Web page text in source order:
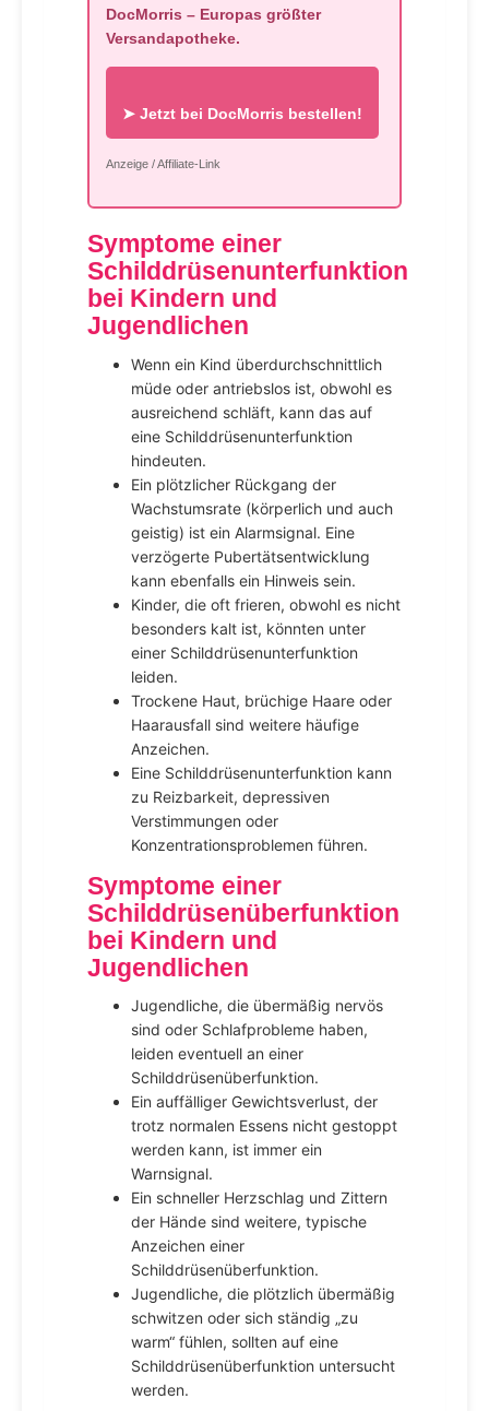
DocMorris – Europas größter
Versandapotheke.
➤ Jetzt bei DocMorris bestellen!
Anzeige / Affiliate-Link
Symptome einer
Schilddrüsenunterfunktion
bei Kindern und
Jugendlichen
Wenn ein Kind überdurchschnittlich
müde oder antriebslos ist, obwohl es
ausreichend schläft, kann das auf
eine Schilddrüsenunterfunktion
hindeuten.
Ein plötzlicher Rückgang der
Wachstumsrate (körperlich und auch
geistig) ist ein Alarmsignal. Eine
verzögerte Pubertätsentwicklung
kann ebenfalls ein Hinweis sein.
Kinder, die oft frieren, obwohl es nicht
besonders kalt ist, könnten unter
einer Schilddrüsenunterfunktion
leiden.
Trockene Haut, brüchige Haare oder
Haarausfall sind weitere häufige
Anzeichen.
Eine Schilddrüsenunterfunktion kann
zu Reizbarkeit, depressiven
Verstimmungen oder
Konzentrationsproblemen führen.
Symptome einer
Schilddrüsenüberfunktion
bei Kindern und
Jugendlichen
Jugendliche, die übermäßig nervös
sind oder Schlafprobleme haben,
leiden eventuell an einer
Schilddrüsenüberfunktion.
Ein auffälliger Gewichtsverlust, der
trotz normalen Essens nicht gestoppt
werden kann, ist immer ein
Warnsignal.
Ein schneller Herzschlag und Zittern
der Hände sind weitere, typische
Anzeichen einer
Schilddrüsenüberfunktion.
Jugendliche, die plötzlich übermäßig
schwitzen oder sich ständig „zu
warm“ fühlen, sollten auf eine
Schilddrüsenüberfunktion untersucht
werden.